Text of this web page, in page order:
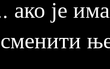
ако је